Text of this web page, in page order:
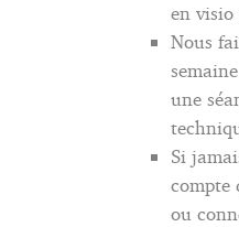
en visio
Nous
une
Si
compte
ou